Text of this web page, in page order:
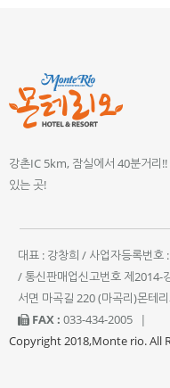
강촌IC 5km, 잠실에서 40분거리
있는 곳!
대표 : 강창희 / 사업자등록번
/ 통신판매업신고번호 제2014-
서면 마곡길 220 (마곡리)몬테
FAX : 033-434-2005
|
Copyright 2018,Monte rio. All